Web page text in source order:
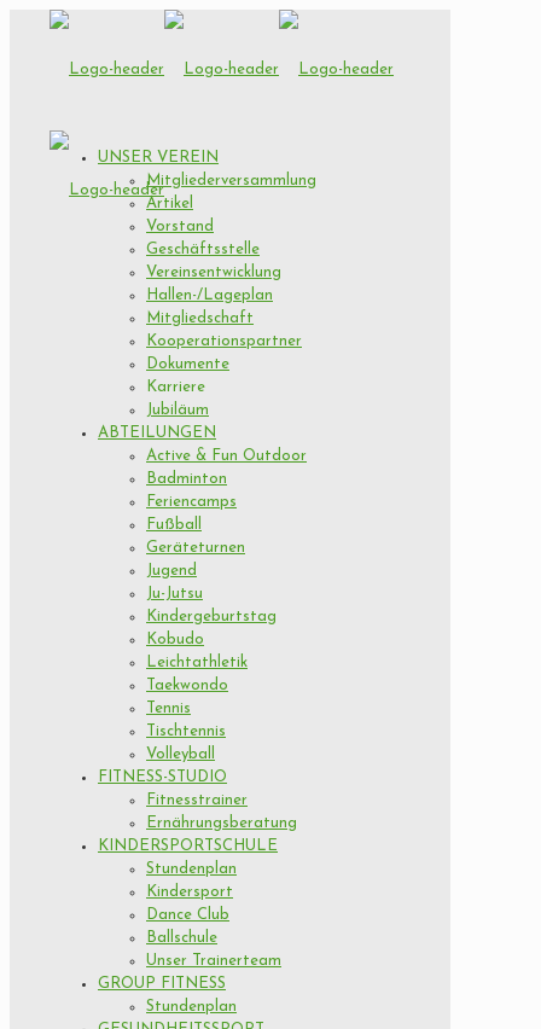
UNSER VEREIN
Mitgliederversammlung
Artikel
Vorstand
Geschäftsstelle
Vereinsentwicklung
Hallen-/Lageplan
Mitgliedschaft
Kooperationspartner
Dokumente
Karriere
Jubiläum
ABTEILUNGEN
Active & Fun Outdoor
Badminton
Feriencamps
Fußball
Geräteturnen
Jugend
Ju-Jutsu
Kindergeburtstag
Kobudo
Leichtathletik
Taekwondo
Tennis
Tischtennis
Volleyball
FITNESS-STUDIO
Fitnesstrainer
Ernährungsberatung
KINDERSPORTSCHULE
Stundenplan
Kindersport
Dance Club
Ballschule
Unser Trainerteam
GROUP FITNESS
Stundenplan